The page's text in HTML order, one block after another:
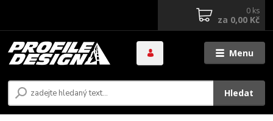
Menu
Hledat
0 ks
za 0,00 Kč